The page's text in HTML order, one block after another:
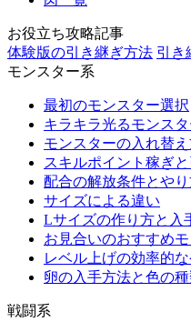
お役立ち攻略記事
体験版の引き継ぎ方法 引き
モンスター系
最初のモンスター選択
キラキラ光るモンス
モンスターの入れ替
スキルポイント稼ぎ
配合の解放条件とや
サイズによる違い
Lサイズの作り方と入
お見合いのおすすめ
レベル上げの効率的
卵の入手方法と色の
戦闘系